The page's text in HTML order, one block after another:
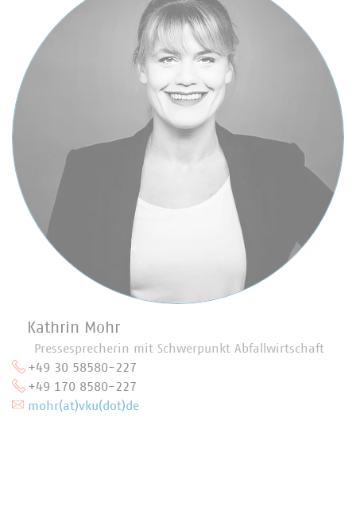
Kathrin Mohr
Pressesprecherin mit Schwerpunkt Abfallwirtschaft
+49 30 58580-227
+49 170 8580-227
mohr(at)vku(dot)de